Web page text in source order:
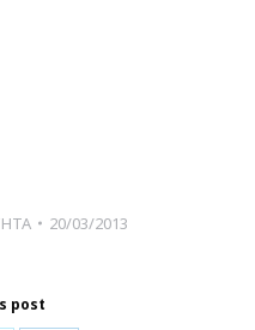
20/03/2013
post